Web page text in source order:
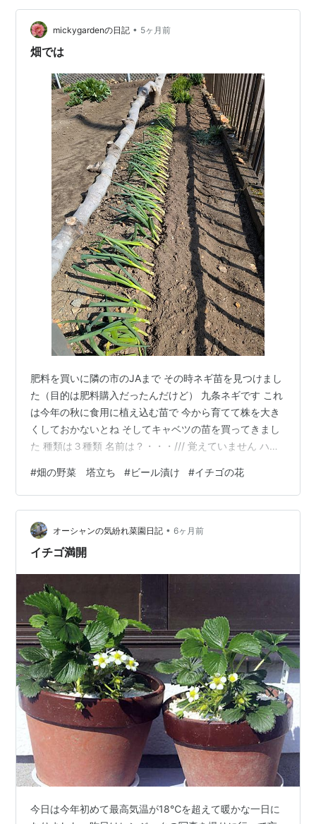
白い花が咲きました。 イチゴの花も可憐ですよね。 花が
落ちた後は、イチゴの実になる中心部分がどんどん大き
くなっていきます。 イチゴの花が我が家の庭で咲くのは
mickygardenの日記 • 5ヶ月前
畑では
肥料を買いに隣の市のJAまで その時ネギ苗を見つけまし
た（目的は肥料購入だったんだけど） 九条ネギです これ
は今年の秋に食用に植え込む苗で 今から育てて株を大き
くしておかないとね そしてキャベツの苗を買ってきまし
た 種類は３種類 名前は？・・・/// 覚えていません ハハ
れるのですが・・・ ほうれん草も一気に大きくなりだし
ています そんなに皆急いで大きくならないでよ 💦 消費
が追い付かない⤵ そして昨年11月に蒔いた青首大根 まだ
十分育っていないのに塔立ちが始まって すべて抜き取り
ブロ友さんようちゃん紹介のビール漬けにしました si-
#畑の野菜 塔立ち #ビール漬け #イチゴの花
オーシャンの気紛れ菜園日記 • 6ヶ月前
イチゴ満開
今日は今年初めて最高気温が18℃を超えて暖かな一日に